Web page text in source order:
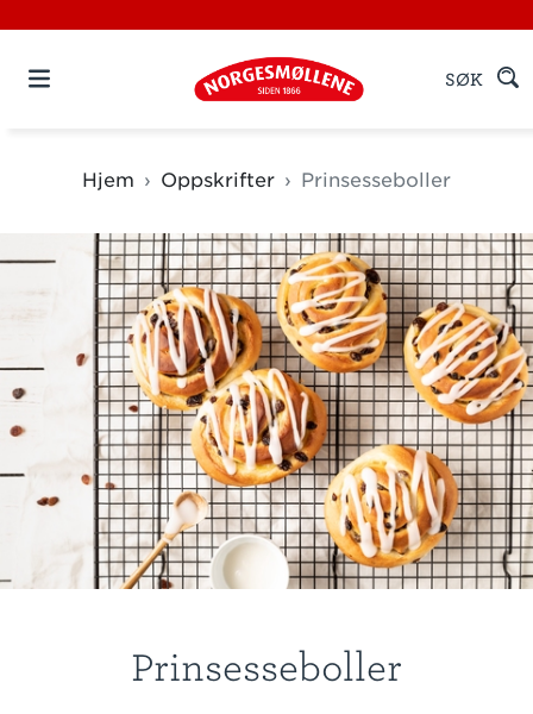
SØK
Hjem Oppskrifter Prinsesseboller
Prinsesseboller